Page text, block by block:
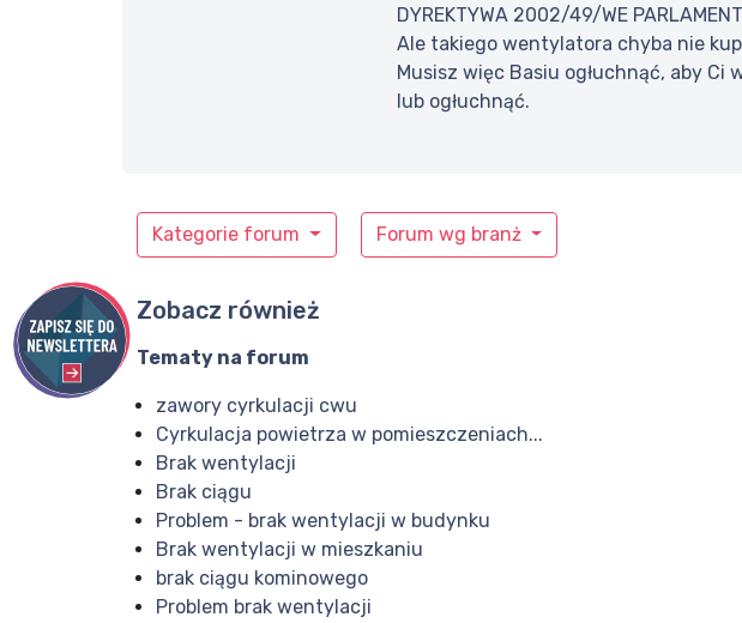
DYREKTYWA 2002/49/WE
Ale takiego wentylatora chyba nie
Musisz więc Basiu ogłuchnąć, aby Ci
lub ogłuchnąć.
Kategorie forum Forum wg branż
Zobacz również
Tematy na forum
zawory cyrkulacji cwu
Cyrkulacja powietrza w pomieszczeniach...
Brak wentylacji
Brak ciągu
Problem - brak wentylacji w budynku
Brak wentylacji w mieszkaniu
brak ciągu kominowego
Problem brak wentylacji